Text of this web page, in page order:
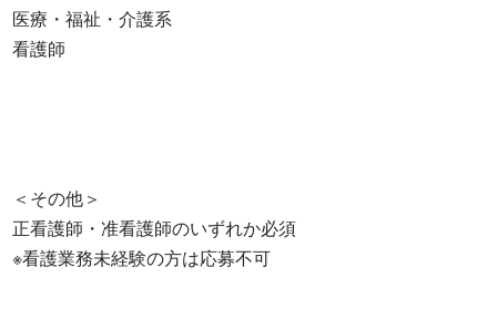
医療・福祉・介護系
看護師
＜その他＞
正看護師・准看護師のいずれか必須
※看護業務未経験の方は応募不可